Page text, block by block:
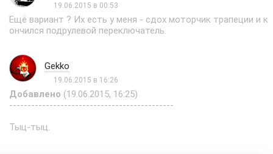
19.06.2015 в 00:53
Ещё вариант ? Их есть у меня - сдох моторчик трапеции и к
ончился подрулевой переключатель.
Gekko
19.06.2015 в 16:26
Добавлено (19.06.2015, 16:25)
---------------------------------------------
Тыц-тыц.